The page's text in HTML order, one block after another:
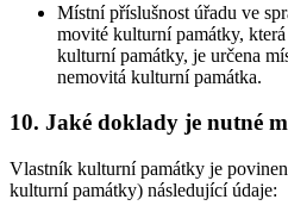
Místní příslušnost úřadu ve
movité kulturní památky,
kulturní památky, je určena
nemovitá kulturní památka.
10. Jaké doklady je nutné
Vlastník kulturní památky je
kulturní památky) následující údaje: